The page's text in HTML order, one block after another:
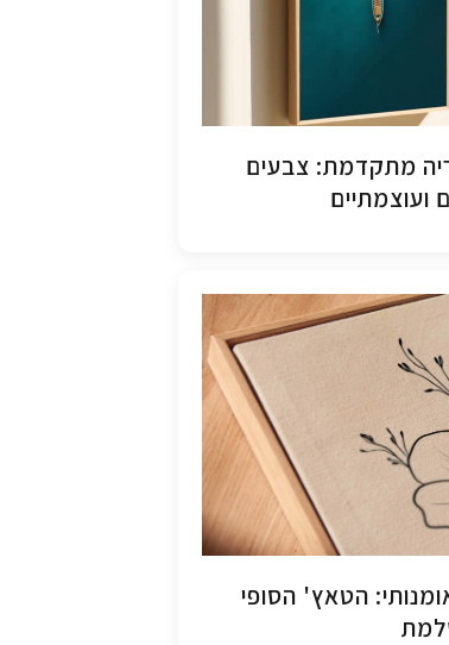
מתקדמת: צבעים
ועוצמתיים
הטאץ' הסופי